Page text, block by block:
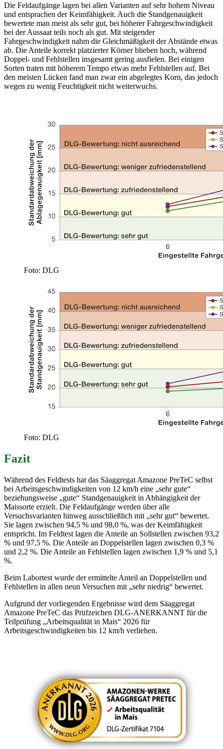
Die Feldaufgänge lagen bei allen Varianten auf sehr hohem Niveau
und entsprachen der Keimfähigkeit. Auch die Standgenauigkeit
bewertete man meist als sehr gut, bei höherer Fahrgeschwindigkeit
bei der Aussaat teils noch als gut. Mit steigender
Fahrgeschwindigkeit nahm die Gleichmäßigkeit der Abstände etwas
ab. Die Anteile korrekt platzierter Körner blieben hoch, während
Doppel- und Fehlstellen insgesamt gering ausfielen. Bei einigen
Sorten traten mit höherem Tempo etwas mehr Fehlstellen auf. Bei
den meisten Lücken fand man zwar ein abgelegtes Korn, das jedoch
wegen zu wenig Feuchtigkeit nicht weiterwuchs.
Foto: DLG
Foto: DLG
Fazit
Während des Feldtests hat das Säaggregat Amazone PreTeC selbst
bei Arbeitsgeschwindigkeiten von 12 km/h eine „sehr gute“
beziehungsweise „gute“ Standgenauigkeit in Abhängigkeit der
Maissorte erzielt. Die Feldaufgänge werden über alle
Versuchsvarianten hinweg ausschließlich mit „sehr gut“ bewertet.
Sie lagen zwischen 94,5 % und 98,0 %, was der Keimfähigkeit
entspricht. Im Feldtest lagen die Anteile an Sollstellen zwischen 93,2
% und 97,5 %. Die Anteile an Doppelstellen lagen zwischen 0,3 %
und 2,2 %. Die Anteile an Fehlstellen lagen zwischen 1,9 % und 5,1
%.
Beim Labortest wurde der ermittelte Anteil an Doppelstellen und
Fehlstellen in allen neun Versuchen mit „sehr niedrig“ bewertet.
Aufgrund der vorliegenden Ergebnisse wird dem Säaggregat
Amazone PreTeC das Prüfzeichen DLG-ANERKANNT für die
Teilprüfung „Arbeitsqualität in Mais“ 2026 für
Arbeitsgeschwindigkeiten bis 12 km/h verliehen.